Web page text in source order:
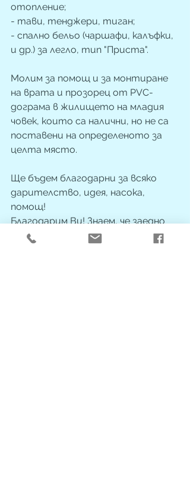
отопление;
- тави, тенджери, тиган;
- спално бельо (чаршафи, калъфки,
и др.) за легло, тип "Приста".
Молим за помощ и за монтиране
на врата и прозорец от PVC-
дограма в жилището на младия
човек, които са налични, но не са
поставени на определеното за
целта място.
Ще бъдем благодарни за всяко
дарителство, идея, насока,
помощ!
Благодарим Ви! Знаем, че заедно
можем повече!